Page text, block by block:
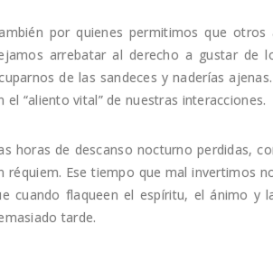
por quienes permitimos que
arrebatar al derecho a gustar de
de las sandeces y naderías
el “aliento vital” de nuestras interacciones.
horas de descanso nocturno perdidas,
réquiem. Ese tiempo que mal invertimos
cuando flaqueen el espíritu, el ánimo y
tarde.